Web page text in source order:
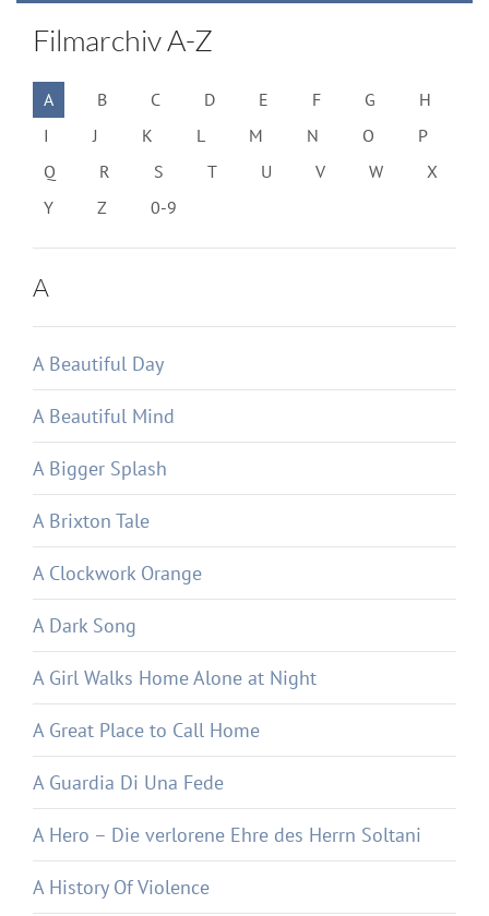
Filmarchiv A-Z
A B C D E F G
H
I
J K L M N O
P
Q
R S T U V W
X
Y
Z 0-9
A
A Beautiful Day
A Beautiful Mind
A Bigger Splash
A Brixton Tale
A Clockwork Orange
A Dark Song
A Girl Walks Home Alone at Night
A Great Place to Call Home
A Guardia Di Una Fede
A Hero – Die verlorene Ehre des Herrn Soltani
A History Of Violence